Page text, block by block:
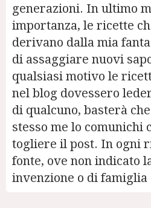
generazioni. In ultimo
importanza, le ricette
derivano dalla mia
di assaggiare nuovi
qualsiasi motivo le
nel blog dovessero
di qualcuno, basterà
stesso me lo comunichi
togliere il post. In ogni
fonte, ove non indicato
invenzione o di famiglia